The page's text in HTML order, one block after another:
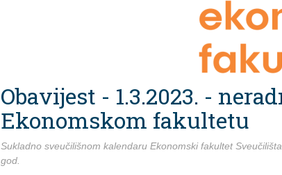
Obavijest - 1.3.2023. -
Ekonomskom fakultetu
Sukladno sveučilišnom kalendaru Ekonomski fakultet
god.